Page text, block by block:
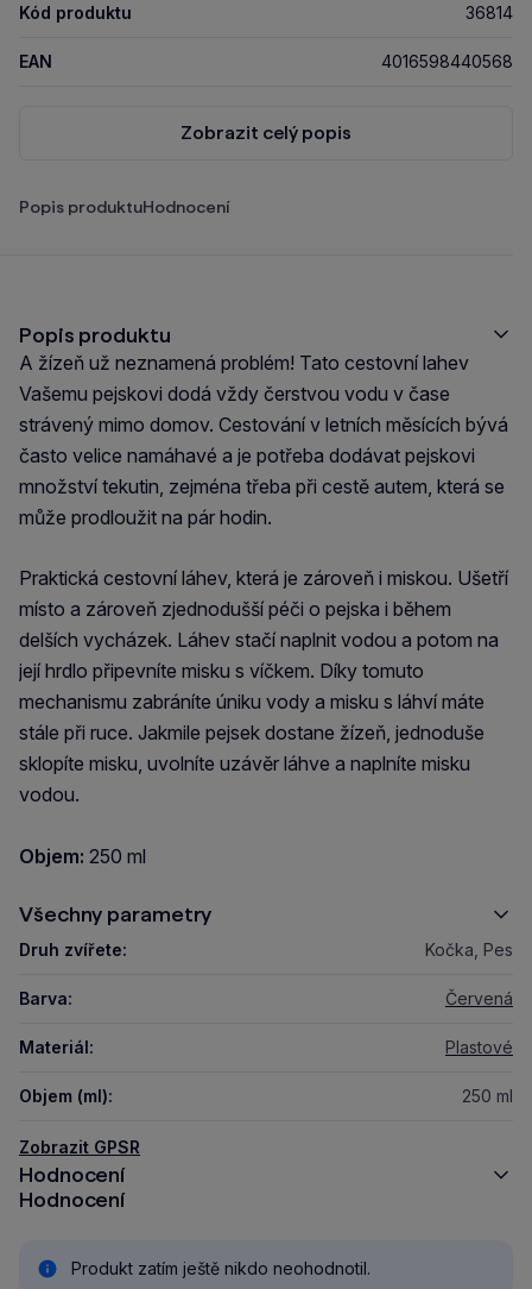
Kód produktu 36814
EAN 4016598440568
Zobrazit celý popis
Popis produktuHodnocení
Popis produktu
A žízeň už neznamená problém! Tato cestovní lahev
Vašemu pejskovi dodá vždy čerstvou vodu v čase
strávený mimo domov. Cestování v letních měsících bývá
často velice namáhavé a je potřeba dodávat pejskovi
množství tekutin, zejména třeba při cestě autem, která se
může prodloužit na pár hodin.
Praktická cestovní láhev, která je zároveň i miskou. Ušetří
místo a zároveň zjednodušší péči o pejska i během
delších vycházek. Láhev stačí naplnit vodou a potom na
její hrdlo připevníte misku s víčkem. Díky tomuto
mechanismu zabráníte úniku vody a misku s láhví máte
stále při ruce. Jakmile pejsek dostane žízeň, jednoduše
sklopíte misku, uvolníte uzávěr láhve a naplníte misku
vodou.
Objem: 250 ml
Všechny parametry
Druh zvířete: Kočka, Pes
Barva: Červená
Materiál: Plastové
Objem (ml): 250 ml
Zobrazit GPSR
Hodnocení
Hodnocení
Produkt zatím ještě nikdo neohodnotil.